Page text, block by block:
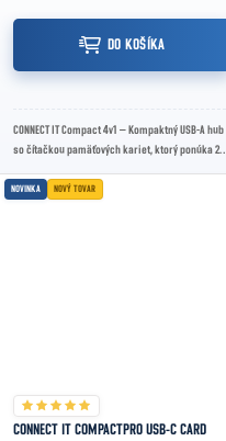
DO KOŠÍKA
CONNECT IT Compact 4v1 – Kompaktný USB-A hub
so čítačkou pamäťových kariet, ktorý ponúka 2×
NOVINKA NOVÝ TOVAR
CONNECT IT COMPACTPRO USB-C CARD